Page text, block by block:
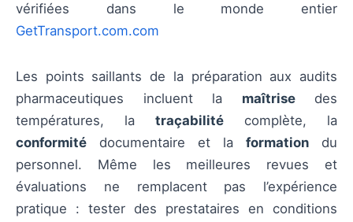
vérifiées dans le monde entier
GetTransport.com.com
Les points saillants de la préparation aux audits
pharmaceutiques incluent la maîtrisedes
températures, la traçabilité complète, la
conformité documentaire et la formation du
personnel. Même les meilleures revues et
évaluations ne remplacent pas l’expérience
pratique : tester des prestataires en conditions